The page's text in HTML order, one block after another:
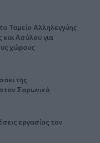
Ταμείο Αλληλεγγύης
Ασύλου για
χώρους
της
Σαρωνικό
εργασίας τον